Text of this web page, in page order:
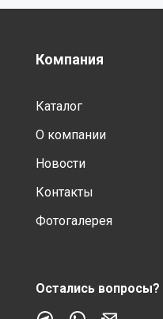
Компания
Каталог
О компании
Новости
Контакты
Фотогалерея
Остались вопросы?